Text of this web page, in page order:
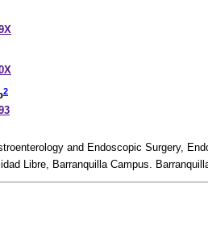
2
and Endoscopic Surgery,
Libre, Barranquilla Campus.